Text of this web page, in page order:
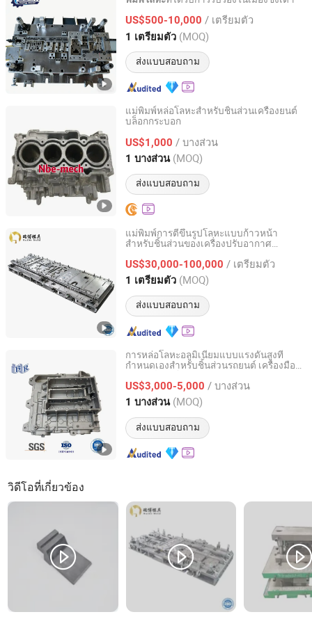
US$500-10,000 / เตรียมตัว
1 เตรียมตัว (MOQ)
ส่งแบบสอบถาม
Qingdao Jinxing Mould Co., Ltd.
Shandong, China อัตราจาก 2026
แม่พิมพ์หล่อโลหะสำหรับชิ้นส่วนเครื่องยนต์
บล็อกกระบอก
US$1,000 / บางส่วน
1 บางส่วน (MOQ)
ส่งแบบสอบถาม
Ningbo E-Mech Industrial Technology Co., Ltd
Zhejiang, China อัตราจาก 2026
แม่พิมพ์การตีขึ้นรูปโลหะแบบก้าวหน้า
สำหรับชิ้นส่วนของเครื่องปรับอากาศ
US$30,000-100,000 / เตรียมตัว
1 เตรียมตัว (MOQ)
ส่งแบบสอบถาม
Foshan Ruibo Precision Mold Co., Ltd.
Guangdong, China อัตราจาก 2025
การหล่อโลหะอลูมิเนียมแบบแรงดันสูงที่
กำหนดเองสำหรับชิ้นส่วนรถยนต์ เครื่องมือ
ประเทศจีนที่มีประสบการณ์ 20 ปี
US$3,000-5,000 / บางส่วน
1 บางส่วน (MOQ)
ส่งแบบสอบถาม
Chongqing Borun Mould Manufacturing Co., Ltd.
Chongqing, China อัตราจาก 2024
วิดีโอที่เกี่ยวข้อง